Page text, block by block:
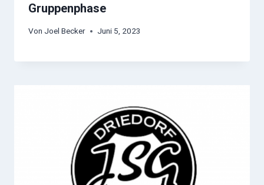
Gruppenphase
Von Joel Becker Juni 5, 2023